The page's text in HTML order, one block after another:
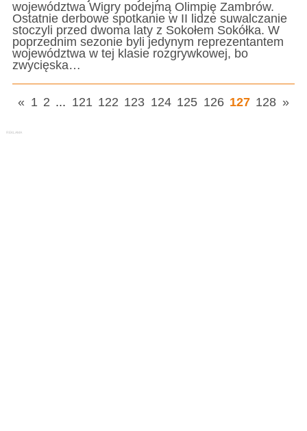
województwa Wigry podejmą Olimpię Zambrów.
Ostatnie derbowe spotkanie w II lidze suwalczanie
stoczyli przed dwoma laty z Sokołem Sokółka. W
poprzednim sezonie byli jedynym reprezentantem
województwa w tej klasie rozgrywkowej, bo
zwycięska…
« 1 2 ... 121 122 123 124 125 126 127 128 »